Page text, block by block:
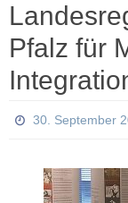
Pfalz für
30. September